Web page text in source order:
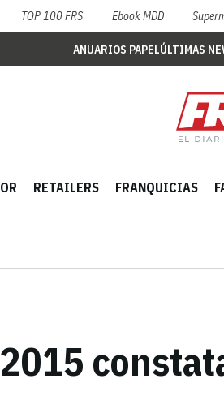
TOP 100 FRS Ebook MDD
ANUARIOS PAPELÚLTIMAS
RETAILERS FRANQUICIAS